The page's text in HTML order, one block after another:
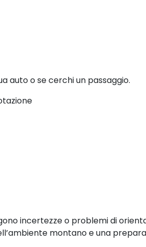
auto o se cerchi un passaggio.
incertezze o problemi di
montano e una